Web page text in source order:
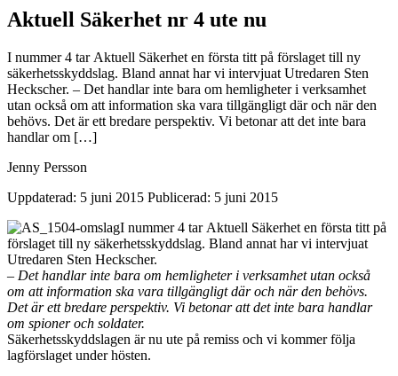
Aktuell Säkerhet nr 4 ute nu
I nummer 4 tar Aktuell Säkerhet en första titt på förslaget till ny
säkerhetsskyddslag. Bland annat har vi intervjuat Utredaren Sten
Heckscher. – Det handlar inte bara om hemligheter i verksamhet
utan också om att information ska vara tillgängligt där och när den
behövs. Det är ett bredare perspektiv. Vi betonar att det inte bara
handlar om […]
Jenny Persson
Uppdaterad: 5 juni 2015 Publicerad: 5 juni 2015
I nummer 4 tar Aktuell Säkerhet en första titt på
förslaget till ny säkerhetsskyddslag. Bland annat har vi intervjuat
Utredaren Sten Heckscher.
– Det handlar inte bara om hemligheter i verksamhet utan också
om att information ska vara tillgängligt där och när den behövs.
Det är ett bredare perspektiv. Vi betonar att det inte bara handlar
om spioner och soldater.
Säkerhetsskyddslagen är nu ute på remiss och vi kommer följa
lagförslaget under hösten.